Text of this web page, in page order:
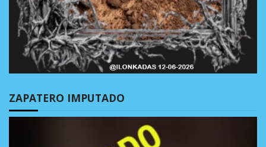
ZAPATERO IMPUTADO